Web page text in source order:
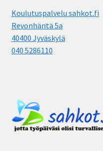
Koulutuspalvelu sahkot.fi
Revonhäntä 5a
40400 Jyväskylä
040 5286110